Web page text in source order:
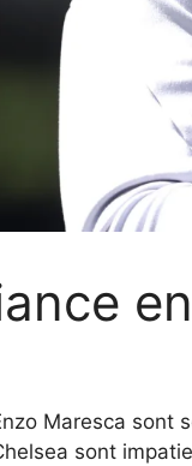
Maresca sont
sont